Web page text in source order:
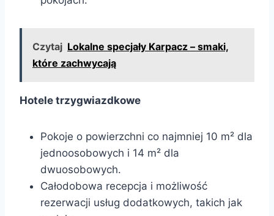
Czytaj Lokalne specjały Karpacz – smaki,
które zachwycają
Hotele trzygwiazdkowe
Pokoje o powierzchni co najmniej 10 m² dla
jednoosobowych i 14 m² dla
dwuosobowych.
Całodobowa recepcja i możliwość
rezerwacji usług dodatkowych, takich jak